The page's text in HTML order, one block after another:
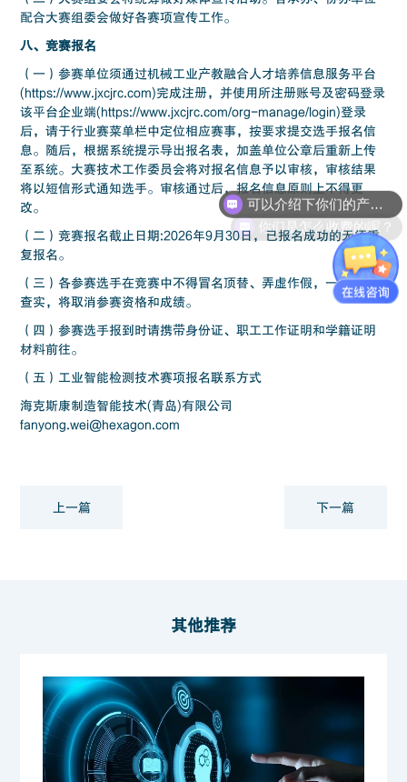
配合大赛组委会做好各赛项宣传工作。
八、竞赛报名
（一）参赛单位须通过机械工业产教融合人才培养信息服务平台
(https://www.jxcjrc.com)完成注册，并使用所注册账号及密码登录
该平台企业端(https://www.jxcjrc.com/org-manage/login)登录
后，请于行业赛菜单栏中定位相应赛事，按要求提交选手报名信
息。随后，根据系统提示导出报名表，加盖单位公章后重新上传
至系统。大赛技术工作委员会将对报名信息予以审核，审核结果
将以短信形式通知选手。审核通过后，报名信息原则上不得更
改。
（二）竞赛报名截止日期:2026年9月30日，已报名成功的无须重
复报名。
（三）各参赛选手在竞赛中不得冒名顶替、弄虚作假，一经发现
查实，将取消参赛资格和成绩。
（四）参赛选手报到时请携带身份证、职工工作证明和学籍证明
材料前往。
（五）工业智能检测技术赛项报名联系方式
海克斯康制造智能技术(青岛)有限公司
fanyong.wei@hexagon.com
上一篇 下一篇
其他推荐
可以介绍下你们的产品么？
你们是怎么收费的呢？